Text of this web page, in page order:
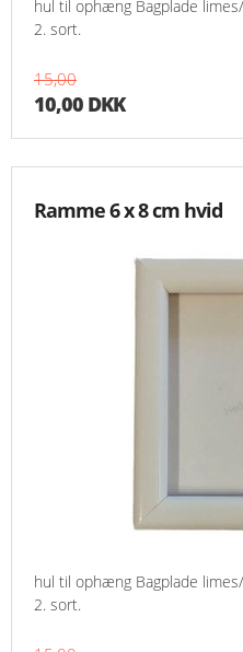
MESSER
ENGELSK
hul til ophæng Bagplade
2. sort.
15,00
10,00 DKK
Ramme 6 x 8 cm hvid
hul til ophæng Bagplade
2. sort.